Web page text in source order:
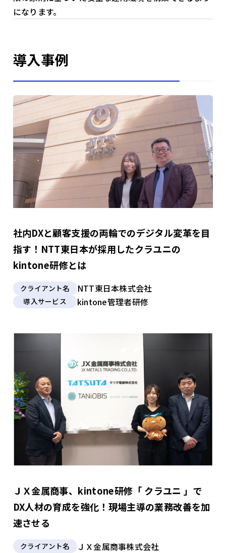
になります。
導入事例
社内DXと顧客支援の両輪でのデジタル変革を目
指す！NTT東日本が採用したクラユニの
kintone研修とは
クライアント名 NTT東日本株式会社
導入サービス kintone管理者研修
ＪＸ金属商事、kintone研修「 クラユニ 」で
DX人材の育成を強化！現場主導の業務改善を加
速させる
クライアント名 ＪＸ金属商事株式会社